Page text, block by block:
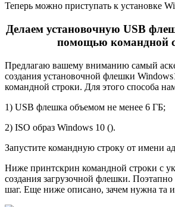
Теперь можно приступать к установке
Делаем установочную USB
помощью командной
Предлагаю вашему вниманию самый
создания установочной флешки
командной строки. Для этого способа
1) USB флешка объемом не менее 6 ГБ;
2) ISO образ Windows 10 ().
Запустите командную строку от имени
Ниже принтскрин командной строки с
создания загрузочной флешки.
шаг. Еще ниже описано, зачем нужна та